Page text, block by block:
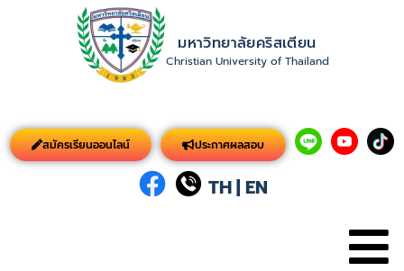
มหาวิทยาลัยคริสเตียน
Christian University of Thailand
สมัครเรียนออนไลน์ ประกาศผลสอบ
TH| EN